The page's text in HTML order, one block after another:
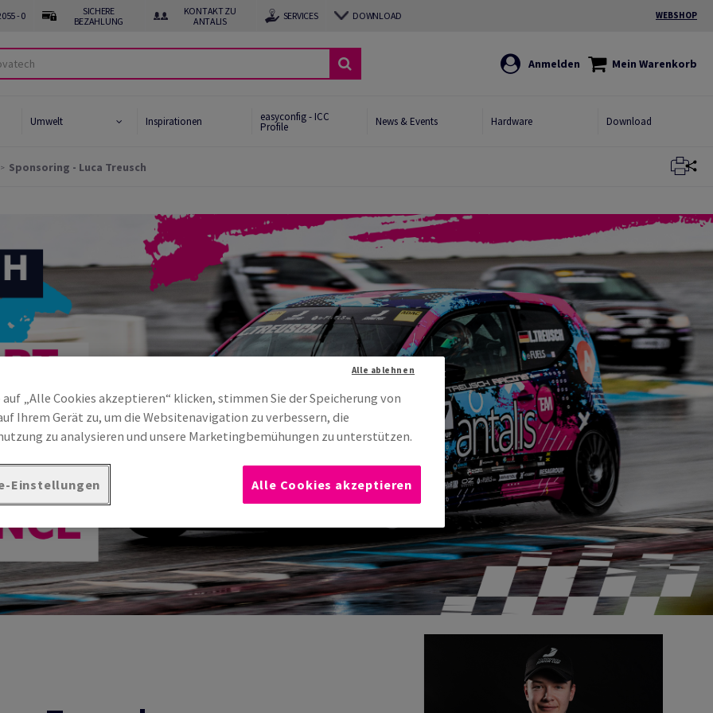
- 0
SICHERE
BEZAHLUNG
KONTAKT ZU
ANTALIS
SERVICES DOWNLOAD WEBSHOP
Anmelden Mein Warenkorb
Umwelt Inspirationen easyconfig - ICC
Profile News & Events Hardware Download
Sponsoring - Luca Treusch
auf „Alle Cookies akzeptieren“ klicken, stimmen Sie der Speicherung von
Ihrem Gerät zu, um die Websitenavigation zu verbessern, die
zu analysieren und unsere Marketingbemühungen zu unterstützen.
Einstellungen
Alle ablehnen
Alle Cookies akzeptieren